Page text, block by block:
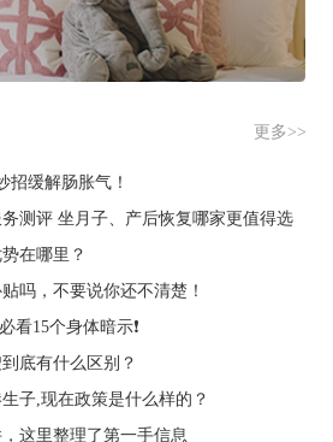
更多>>
招缓解肠胀气！
测评 坐月子、产后恢复哪家更值得选
在哪里？
吗，不要说你还不清楚！
看15个身体暗示❗️
底有什么区别？
子,现在政策是什么样的？
这里整理了第一手信息